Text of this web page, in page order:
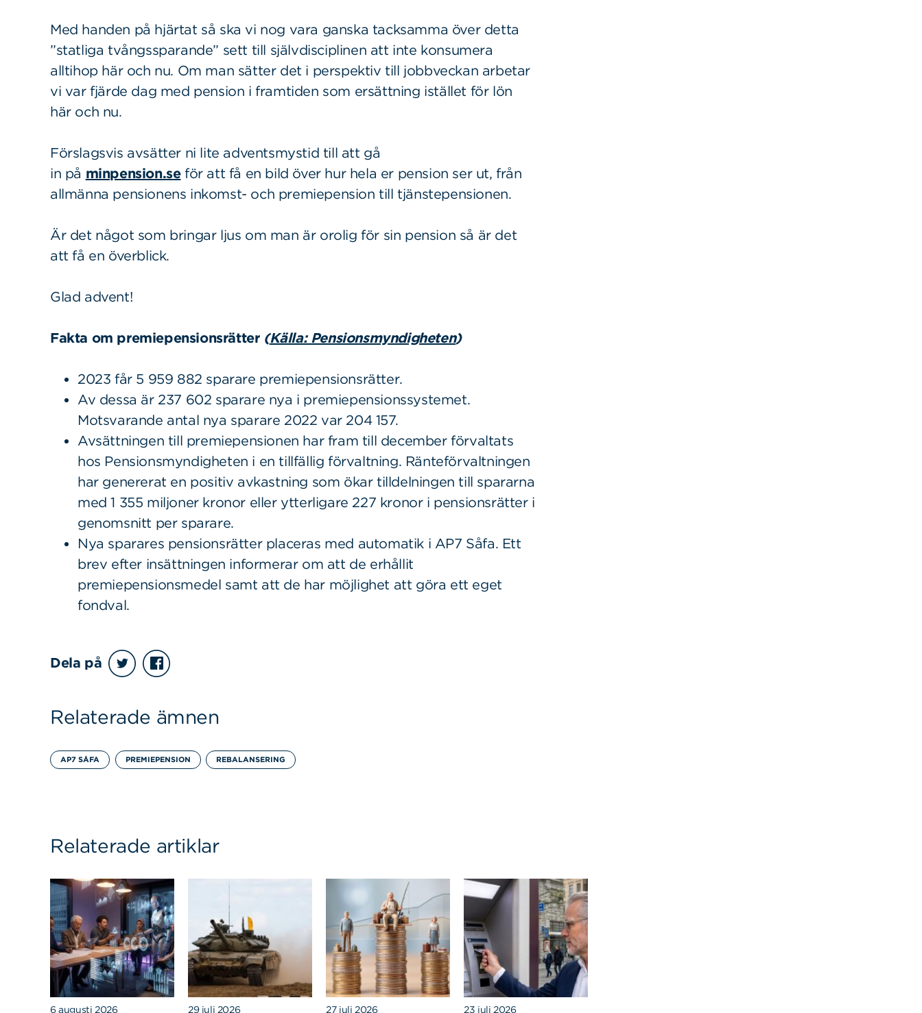
Med handen på hjärtat så ska vi nog vara ganska tacksamma över detta
”statliga tvångssparande” sett till självdisciplinen att inte konsumera
alltihop här och nu. Om man sätter det i perspektiv till jobbveckan arbetar
vi var fjärde dag med pension i framtiden som ersättning istället för lön
här och nu.
Förslagsvis avsätter ni lite adventsmystid till att gå
in på minpension.seför att få en bild över hur hela er pension ser ut, från
allmänna pensionens inkomst- och premiepension till tjänstepensionen.
Är det något som bringar ljus om man är orolig för sin pension så är det
att få en överblick.
Glad advent!
Fakta om premiepensionsrätter (Källa: Pensionsmyndigheten)
2023 får 5 959 882 sparare premiepensionsrätter.
Av dessa är 237 602 sparare nya i premiepensionssystemet.
Motsvarande antal nya sparare 2022 var 204 157.
Avsättningen till premiepensionen har fram till december förvaltats
hos Pensionsmyndigheten i en tillfällig förvaltning. Ränteförvaltningen
har genererat en positiv avkastning som ökar tilldelningen till spararna
med 1 355 miljoner kronor eller ytterligare 227 kronor i pensionsrätter i
genomsnitt per sparare.
Nya sparares pensionsrätter placeras med automatik i AP7 Såfa. Ett
brev efter insättningen informerar om att de erhållit
premiepensionsmedel samt att de har möjlighet att göra ett eget
fondval.
Dela på
Relaterade ämnen
AP7 SÅFA PREMIEPENSION REBALANSERING
Relaterade artiklar
6 augusti 2026 29 juli 2026 27 juli 2026 23 juli 2026
Sök på sidan: